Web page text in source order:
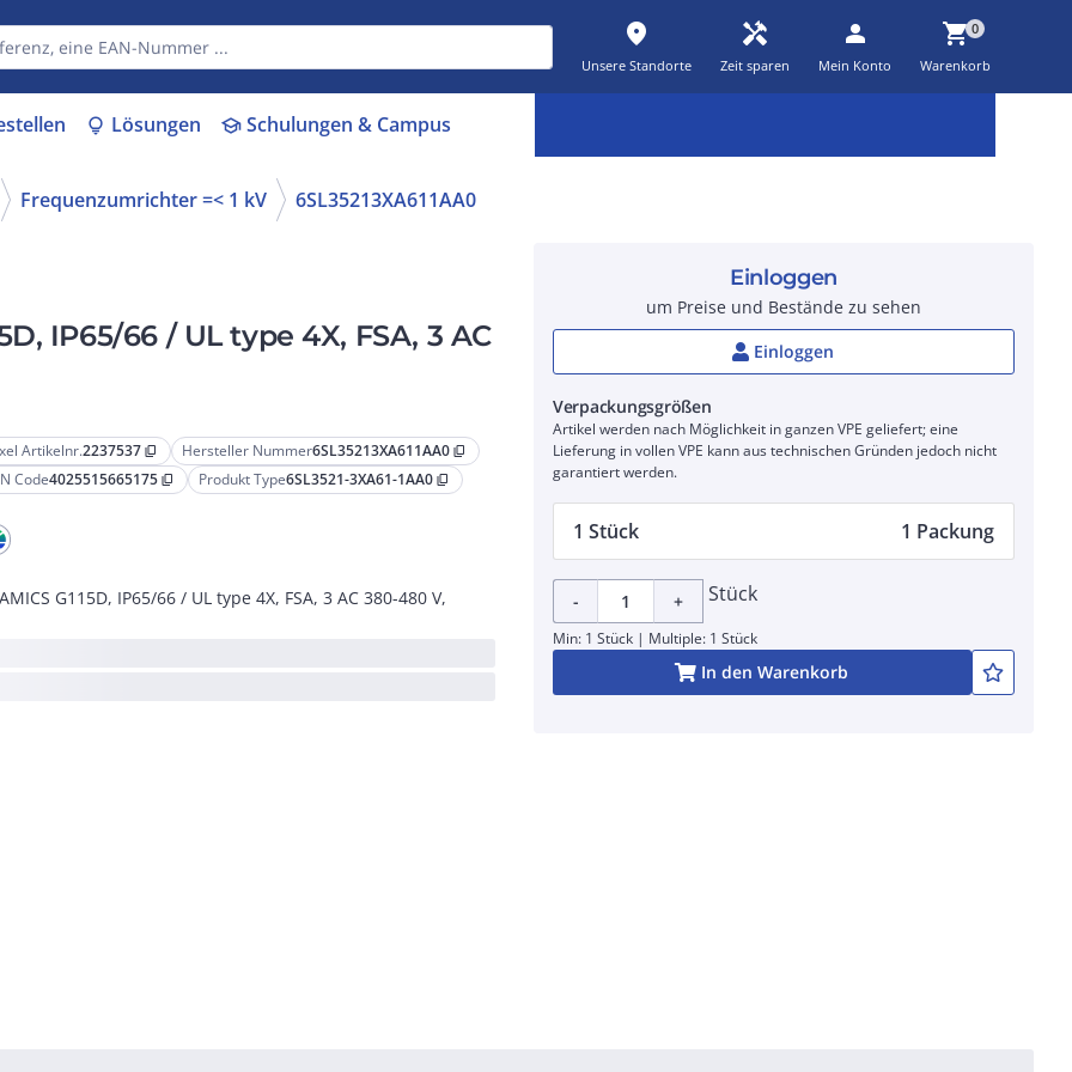
place
Unsere Standorte
handyman
Zeit sparen
person
Mein Konto
shopping_cart0
Warenkorb
lightbulb Lösungen schoolSchulungen & Campus
Frequenzumrichter =< 1 kV 6SL35213XA611AA0
IP65/66 / UL type 4X, FSA, 3 AC
Artikelnr.2237537 content_copy Hersteller Nummer6SL35213XA611AA0 content_copy
Code4025515665175 content_copy Produkt Type6SL3521-3XA61-1AA0 content_copy
G115D, IP65/66 / UL type 4X, FSA, 3 AC 380-480 V,
Einloggen
um Preise und Bestände zu sehen
Einloggen
Verpackungsgrößen
Artikel werden nach Möglichkeit in ganzen VPE geliefert; eine
Lieferung in vollen VPE kann aus technischen Gründen jedoch nicht
garantiert werden.
1 Stück 1 Packung
- + Stück
Min: 1 Stück | Multiple: 1 Stück
In den Warenkorb